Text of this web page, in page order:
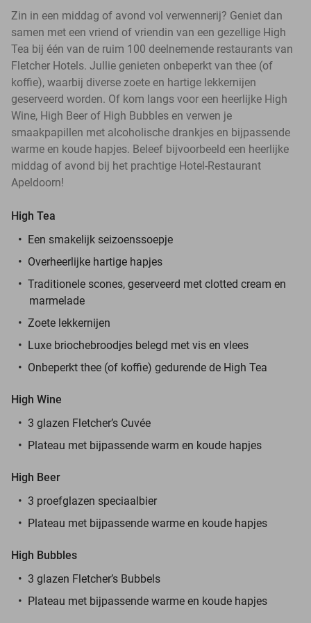
Zin in een middag of avond vol verwennerij? Geniet dan
samen met een vriend of vriendin van een gezellige High
Tea bij één van de ruim 100 deelnemende restaurants van
Fletcher Hotels. Jullie genieten onbeperkt van thee (of
koffie), waarbij diverse zoete en hartige lekkernijen
geserveerd worden. Of kom langs voor een heerlijke High
Wine, High Beer of High Bubbles en verwen je
smaakpapillen met alcoholische drankjes en bijpassende
warme en koude hapjes. Beleef bijvoorbeeld een heerlijke
middag of avond bij het prachtige Hotel-Restaurant
Apeldoorn!
High Tea
Een smakelijk seizoenssoepje
Overheerlijke hartige hapjes
Traditionele scones, geserveerd met clotted cream en
marmelade
Zoete lekkernijen
Luxe briochebroodjes belegd met vis en vlees
Onbeperkt thee (of koffie) gedurende de High Tea
High Wine
3 glazen Fletcher’s Cuvée
Plateau met bijpassende warm en koude hapjes
High Beer
3 proefglazen speciaalbier
Plateau met bijpassende warme en koude hapjes
High Bubbles
3 glazen Fletcher’s Bubbels
Plateau met bijpassende warme en koude hapjes